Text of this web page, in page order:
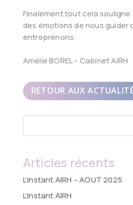
Finalement tout cela
des émotions de nous guider
entreprenons.
Amélie BOREL – Cabinet AiRH
RETOUR AUX
Articles récents
L’instant AIRH – AOUT 2025
L’Instant AIRH